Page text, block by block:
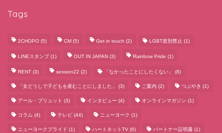
Tags
2CHOPO (5) CM (5) Get in touch (2) LGBT差別禁止 (1)
LINEスタンプ(1) OUT IN JAPAN (3) Rainbow Pride (1)
RENT (3) session22 (2) 「なかったことにしたくない」 (8)
「女どうしで子どもを産むことにしました」 (3) ご案内 (2) つぶやき (1)
アール・ブリュット (3) インタビュー (4) オンラインマガジン (1)
コラム (4) テレビ (44) ニューヨーク (1)
ニューヨークプライド (1) ハートネットTV (6) パートナー証明書 (1)